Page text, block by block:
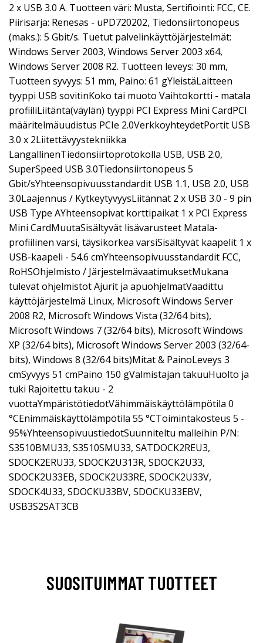
2 x USB 3.0 A. Tuotteen väri: Musta, Sertifiointi: FCC, CE.
Piirisarja: Renesas - uPD720202, Tiedonsiirtonopeus
(maks.): 5 Gbit/s. Tuetut palvelinkäyttöjärjestelmät:
Windows Server 2003, Windows Server 2003 x64,
Windows Server 2008 R2. Tuotteen leveys: 30 mm,
Tuotteen syvyys: 51 mm, Paino: 61 gYleistäLaitteen
tyyppi USB sovitinKoko tai muoto Vaihtokortti - matala
profiiliLiitäntä(väylän) tyyppi PCI Express Mini CardPCI
määritelmäuudistus PCIe 2.0VerkkoyhteydetPortit USB
3.0 x 2Liitettävyystekniikka
LangallinenTiedonsiirtoprotokolla USB, USB 2.0,
SuperSpeed USB 3.0Tiedonsiirtonopeus 5
Gbit/sYhteensopivuusstandardit USB 1.1, USB 2.0, USB
3.0Laajennus / KytkeytyvyysLiitännät 2 x USB 3.0 - 9 pin
USB Type AYhteensopivat korttipaikat 1 x PCI Express
Mini CardMuutaSisältyvät lisävarusteet Matala-
profiilinen varsi, täysikorkea varsiSisältyvät kaapelit 1 x
USB-kaapeli - 54.6 cmYhteensopivuusstandardit FCC,
RoHSOhjelmisto / JärjestelmävaatimuksetMukana
tulevat ohjelmistot Ajurit ja apuohjelmatVaadittu
käyttöjärjestelmä Linux, Microsoft Windows Server
2008 R2, Microsoft Windows Vista (32/64 bits),
Microsoft Windows 7 (32/64 bits), Microsoft Windows
XP (32/64 bits), Microsoft Windows Server 2003 (32/64-
bits), Windows 8 (32/64 bits)Mitat & PainoLeveys 3
cmSyvyys 51 cmPaino 150 gValmistajan takuuHuolto ja
tuki Rajoitettu takuu - 2
vuottaYmpäristötiedotVähimmäiskäyttölämpötila 0
°CEnimmäiskäyttölämpötila 55 °CToimintakosteus 5 -
95%YhteensopivuustiedotSuunniteltu malleihin P/N:
S3510BMU33, S3510SMU33, SATDOCK2REU3,
SDOCK2ERU33, SDOCK2U313R, SDOCK2U33,
SDOCK2U33EB, SDOCK2U33RE, SDOCK2U33V,
SDOCK4U33, SDOCKU33BV, SDOCKU33EBV,
USB3S2SAT3CB
SUOSITUIMMAT TUOTTEET